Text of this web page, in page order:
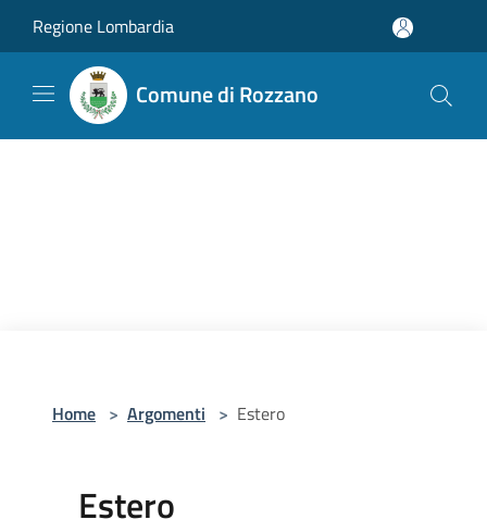
Regione Lombardia
Comune di Rozzano
Home > Argomenti > Estero
Estero